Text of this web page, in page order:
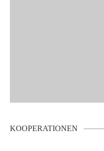
KOOPERATIONEN